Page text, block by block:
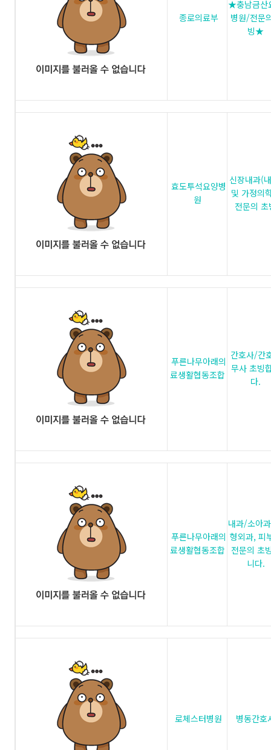
종로의료부
★충남금산
병원/전문
빙★
효도투석요양병
원
신장내과(
및 가정의
전문의 초
푸른나무아래의
료생활협동조합
간호사/간
무사 초빙
다.
푸른나무아래의
료생활협동조합
내과/소아
형외과, 피
전문의 초
니다.
로체스터병원 병동간호